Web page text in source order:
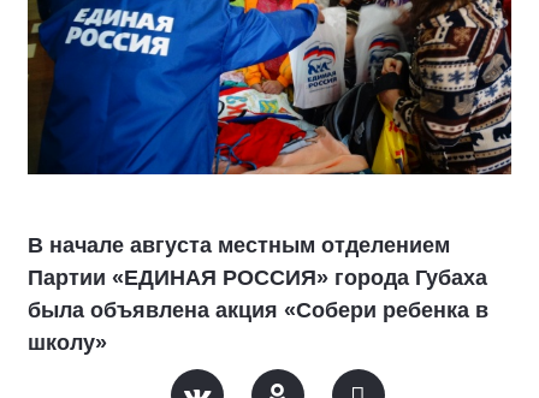
В начале августа местным отделением
Партии «ЕДИНАЯ РОССИЯ» города Губаха
была объявлена акция «Собери ребенка в
школу»